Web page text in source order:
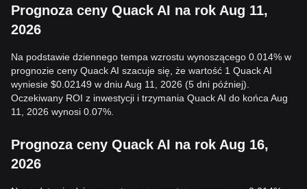
Prognoza ceny Quack AI na rok Aug 11,
2026
Na podstawie dziennego tempa wzrostu wynoszącego 0.014% w
prognozie ceny Quack AI szacuje się, że wartość 1 Quack AI
wyniesie $0.02149 w dniu Aug 11, 2026 (5 dni później).
Oczekiwany ROI z inwestycji i trzymania Quack AI do końca Aug
11, 2026 wynosi 0.07%.
Prognoza ceny Quack AI na rok Aug 16,
2026